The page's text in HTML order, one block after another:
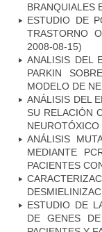
BRANQUIALES
ESTUDIO DE
TRASTORNO
2008-08-15)
ANALISIS DEL
PARKIN
MODELO DE
ANÁLISIS DEL
SU RELACIÓN
NEUROTÓXICO
ANÁLISIS
MEDIANTE
PACIENTES
ESTUDIO DE
DE GENES